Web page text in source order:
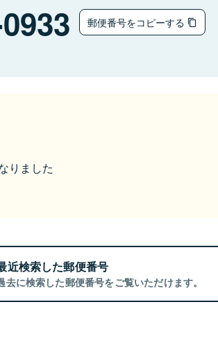
郵便番号をコピーする
りました
近検索した郵便番号
去に検索した郵便番号をご覧いただけます。